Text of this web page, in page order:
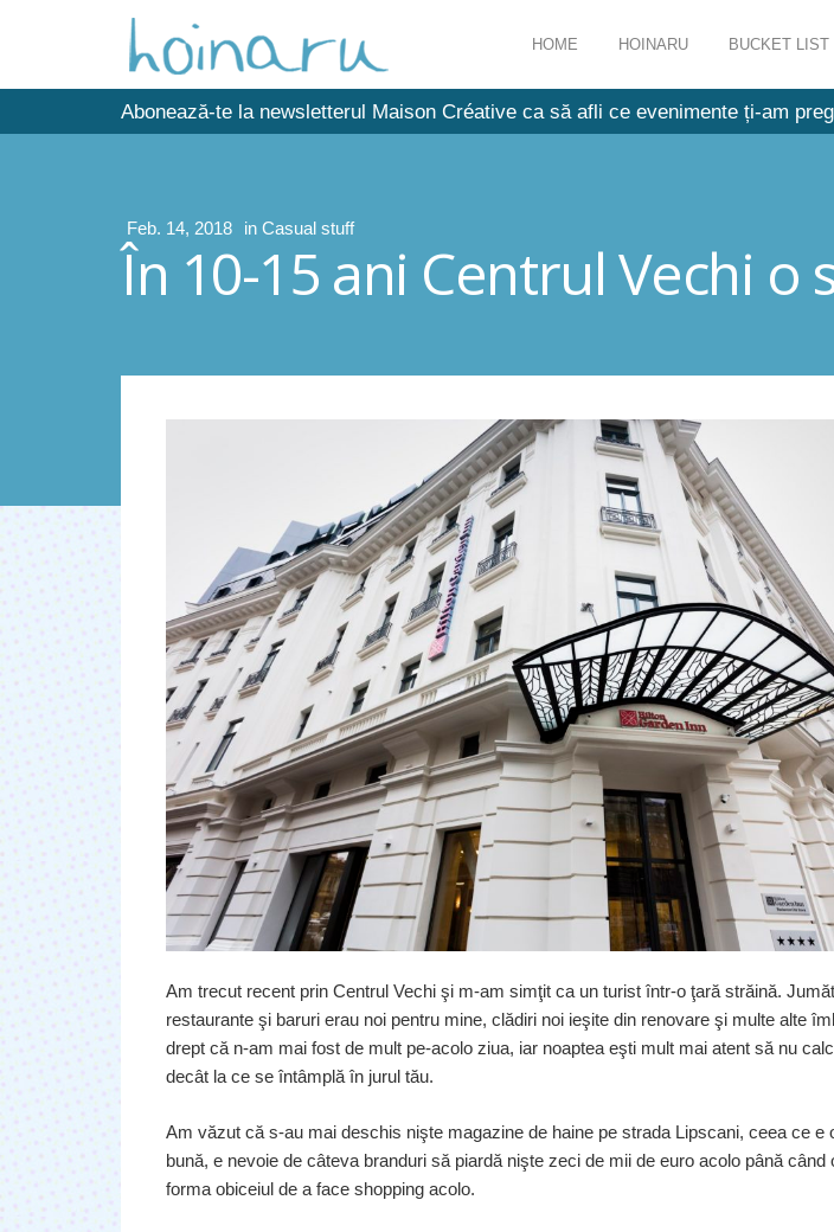
HOME HOINARU BUCKET LIST
Abonează-te la newsletterul Maison Créative ca să afli ce evenimente ți-am
Feb. 14, 2018 in Casual stuff
În 10-15 ani Centrul Vechi o
Am trecut recent prin Centrul Vechi şi m-am simţit ca un turist într-o ţară străină.
restaurante şi baruri erau noi pentru mine, clădiri noi ieşite din renovare şi multe alte
drept că n-am mai fost de mult pe-acolo ziua, iar noaptea eşti mult mai atent să nu
decât la ce se întâmplă în jurul tău.
Am văzut că s-au mai deschis nişte magazine de haine pe strada Lipscani, ceea ce e
bună, e nevoie de câteva branduri să piardă nişte zeci de mii de euro acolo până când
forma obiceiul de a face shopping acolo.